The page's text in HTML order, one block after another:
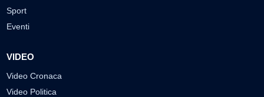
Sport
Eventi
VIDEO
Video Cronaca
Video Politica